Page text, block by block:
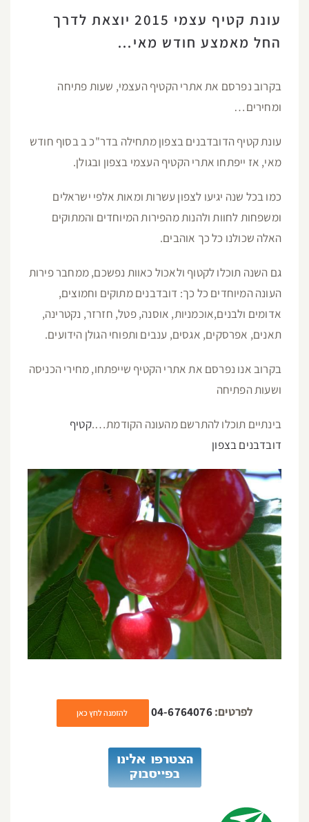
עונת קטיף עצמי 2015 יוצאת לדרך
החל מאמצע חודש מאי…
בקרוב נפרסם את אתרי הקטיף העצמי, שעות פתיחה
ומחירים…
עונת קטיף הדובדבנים בצפון מתחילה בדר"כ ב בסוף חודש
מאי, אז ייפתחו אתרי הקטיף העצמי בצפון ובגולן.
כמו בכל שנה יגיעו לצפון עשרות ומאות אלפי ישראלים
ומשפחות לחוות ולהנות מהפירות המיוחדים והמתוקים
האלה שכולנו כל כך אוהבים.
גם השנה תוכלו לקטוף ולאכול כאוות נפשכם, ממחבר פירות
העונה המיוחדים כל כך: דובדבנים מתוקים וחמוצים,
אדומים ולבנים,אוכמניות, אוסנה, פטל, חזרזר, נקטרינה,
תאנים, אפרסקים, אגסים, ענבים ותפוחי הגולן הידועים.
בקרוב אנו נפרסם את אתרי הקטיף שייפתחו, מחירי הכניסה
ושעות הפתיחה
בינתיים תוכלו להתרשם מהעונה הקודמת….קטיף
דובדבנים בצפון
לפרטים:04-6764076 להזמנה לחץ כאן